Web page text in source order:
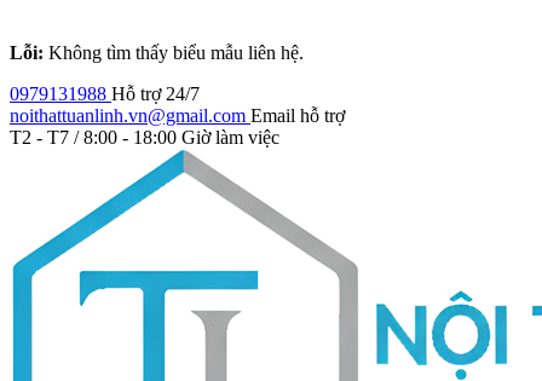
Lỗi: Không tìm thấy biểu mẫu liên hệ.
0979131988 Hỗ trợ 24/7
noithattuanlinh.vn@gmail.com Email hỗ trợ
T2 - T7 / 8:00 - 18:00 Giờ làm việc